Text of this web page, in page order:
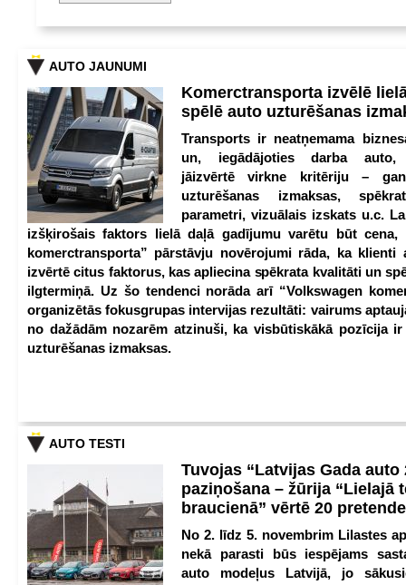
AUTO JAUNUMI
Komerctransporta izvēlē
spēlē auto uzturēšanas
Transports ir neatņemama
un, iegādājoties darba auto,
jāizvērtē virkne kritēriju –
uzturēšanas izmaksas,
parametri, vizuālais izskats u.c.
izšķirošais faktors lielā daļā gadījumu varētu būt cena,
komerctransporta” pārstāvju novērojumi rāda, ka klienti
izvērtē citus faktorus, kas apliecina spēkrata kvalitāti un
ilgtermiņā. Uz šo tendenci norāda arī “Volkswagen
organizētās fokusgrupas intervijas rezultāti: vairums
no dažādām nozarēm atzinuši, ka visbūtiskākā pozīcija ir
uzturēšanas izmaksas.
AUTO TESTI
Tuvojas “Latvijas Gada auto
paziņošana – žūrija “Lielajā
braucienā” vērtē 20
No 2. līdz 5. novembrim Lilastes
nekā parasti būs iespējams
auto modeļus Latvijā, jo